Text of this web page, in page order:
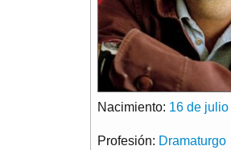
Nacimiento: 16 de julio
Profesión: Dramaturgo